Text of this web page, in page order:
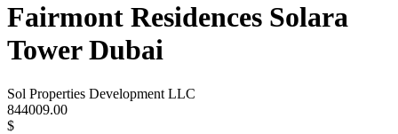
Fairmont Residences Solara
Tower Dubai
Sol Properties Development LLC
844009.00
$